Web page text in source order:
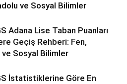
ve Sosyal Bilimler
Adana Lise Taban Puanları
Geçiş Rehberi: Fen,
ve Sosyal Bilimler
İstatistiklerine Göre En